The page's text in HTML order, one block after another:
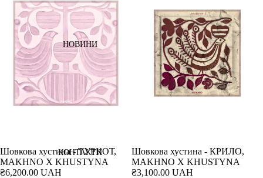
НОВИНИ
КОНТАКТИ
Шовкова хустина - ТУРКОТ,
MAKHNO X KHUSTYNA
₴6,200.00 UAH
Шовкова хустина - КРИЛО,
MAKHNO X KHUSTYNA
₴3,100.00 UAH